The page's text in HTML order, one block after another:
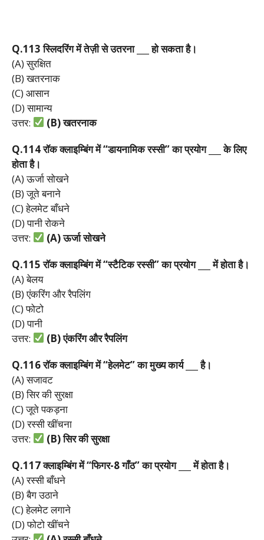
Q.113स्लिदरिंगमेंतेज़ीसेउतरना ___होसकताहै।
(A) सुरक्षित
(B) खतरनाक
(C) आसान
(D) सामान्य
उत्तर:
(B)खतरनाक
Q.114रॉकक्लाइम्बिंगमें “डायनामिकरस्सी”काप्रयोग ___केलिए
होताहै।
(A) ऊर्जा सोखने
(B) जूते बनाने
(C) हेलमेट बाँधने
(D) पानी रोकने
उत्तर:
(A)ऊर्जासोखने
Q.115रॉकक्लाइम्बिंगमें “स्टैटिकरस्सी”काप्रयोग ___मेंहोताहै।
(A) बेलय
(B) एंकरिंग और रैपलिंग
(C) फोटो
(D) पानी
उत्तर:
(B)एंकरिंगऔररैपलिंग
Q.116रॉकक्लाइम्बिंगमें “हेलमेट”कामुख्यकार्य ___है।
(A) सजावट
(B) सिर की सुरक्षा
(C) जूते पकड़ना
(D) रस्सी खींचना
उत्तर:
(B)सिरकीसुरक्षा
Q.117क्लाइम्बिंगमें “फिगर-8गाँठ”काप्रयोग ___मेंहोताहै।
(A) रस्सी बाँधने
(B) बैग उठाने
(C) हेलमेट लगाने
(D) फोटो खींचने